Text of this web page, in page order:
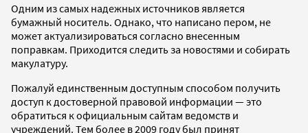
Одним из самых надежных источников является
бумажный носитель. Однако, что написано пером, не
может актуализироваться согласно внесенным
поправкам. Приходится следить за новостями и собирать
макулатуру.
Пожалуй единственным доступным способом получить
доступ к достоверной правовой информации — это
обратиться к официальным сайтам ведомств и
учреждений. Тем более в 2009 году был принят